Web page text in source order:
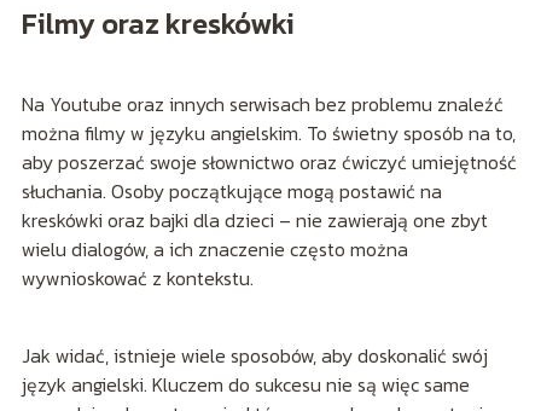
Filmy oraz kreskówki
Na Youtube oraz innych serwisach bez problemu znaleźć
można filmy w języku angielskim. To świetny sposób na to,
aby poszerzać swoje słownictwo oraz ćwiczyć umiejętność
słuchania. Osoby początkujące mogą postawić na
kreskówki oraz bajki dla dzieci – nie zawierają one zbyt
wielu dialogów, a ich znaczenie często można
wywnioskować z kontekstu.
Jak widać, istnieje wiele sposobów, aby doskonalić swój
język angielski. Kluczem do sukcesu nie są więc same